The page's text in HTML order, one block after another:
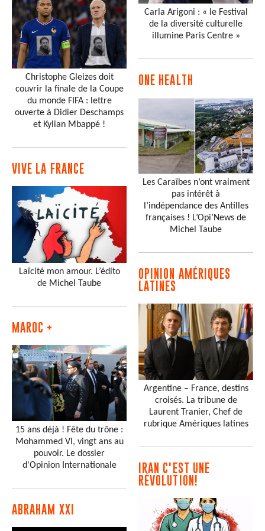
Christophe Gleizes doit
couvrir la finale de la Coupe
du monde FIFA : lettre
ouverte à Didier Deschamps
et Kylian Mbappé !
VIVE LA FRANCE
Laïcité mon amour. L’édito
de Michel Taube
MAROC +
15 ans déjà ! Fête du trône :
Mohammed VI, vingt ans au
pouvoir. Le dossier
d'Opinion Internationale
ABRAHAM XXI
Carla Arigoni : « le Festival
de la diversité culturelle
illumine Paris Centre »
ONE HEALTH
Les Caraïbes n’ont vraiment
pas intérêt à
l’indépendance des Antilles
françaises ! L’Opi’News de
Michel Taube
OPINION AMÉRIQUES
LATINES
Argentine – France, destins
croisés. La tribune de
Laurent Tranier, Chef de
rubrique Amériques latines
IRAN C'EST UNE
RÉVOLUTION!